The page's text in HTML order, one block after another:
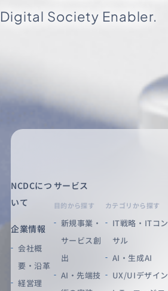
Digital Society Enabler.
NCDCにつ
いて
企業情報
会社概
要・沿革
経営理
サービス
目的から探す
新規事業・
サービス創
出
AI・先端技
カテゴリから探す
IT戦略・ITコン
サル
AI・生成AI
UX/UIデザイン